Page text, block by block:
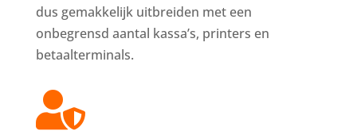
dus gemakkelijk uitbreiden met een
onbegrensd aantal kassa’s, printers en
betaalterminals.
